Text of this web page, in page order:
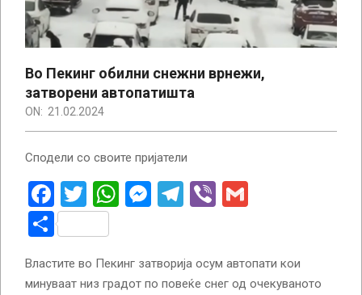
Во Пекинг обилни снежни врнежи,
затворени автопатишта
ON: 21.02.2024
Сподели со своите пријатели
Facebook
Twitter
WhatsApp
Messenger
Telegram
Viber
Share
Властите во Пекинг затворија осум автопати кои
минуваат низ градот по повеќе снег од очекуваното